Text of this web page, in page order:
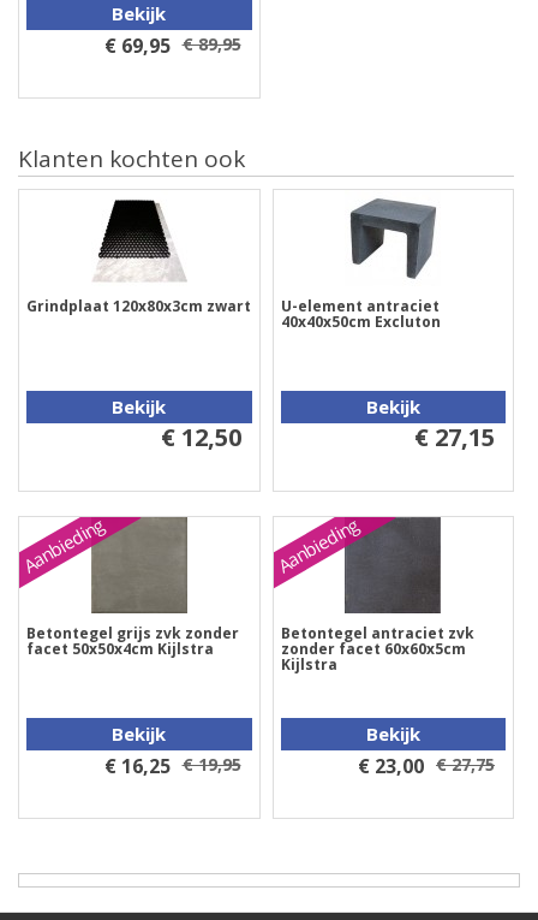
Bekijk
€ 69,95 € 89,95
Klanten kochten ook
Grindplaat 120x80x3cm zwart
Bekijk
€ 12,50
U-element antraciet
40x40x50cm Excluton
Bekijk
€ 27,15
Aanbieding
Betontegel grijs zvk zonder
facet 50x50x4cm Kijlstra
Bekijk
€ 16,25 € 19,95
Aanbieding
Betontegel antraciet zvk
zonder facet 60x60x5cm
Kijlstra
Bekijk
€ 23,00 € 27,75